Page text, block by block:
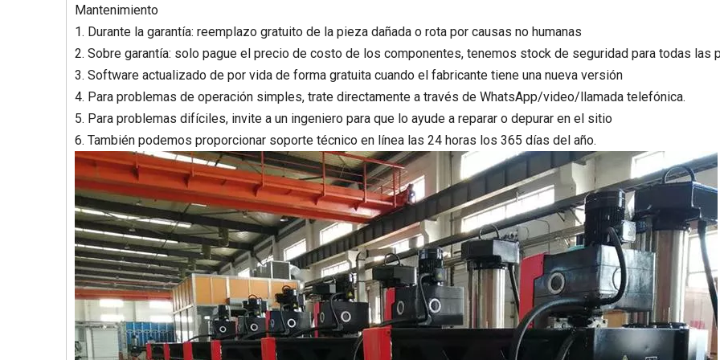
Mantenimiento
1. Durante la garantía: reemplazo gratuito de la pieza dañada o rota por causas no humanas
2. Sobre garantía: solo pague el precio de costo de los componentes, tenemos stock de seguridad para todas las
3. Software actualizado de por vida de forma gratuita cuando el fabricante tiene una nueva versión
4. Para problemas de operación simples, trate directamente a través de WhatsApp/video/llamada telefónica.
5. Para problemas difíciles, invite a un ingeniero para que lo ayude a reparar o depurar en el sitio
6. También podemos proporcionar soporte técnico en línea las 24 horas los 365 días del año.